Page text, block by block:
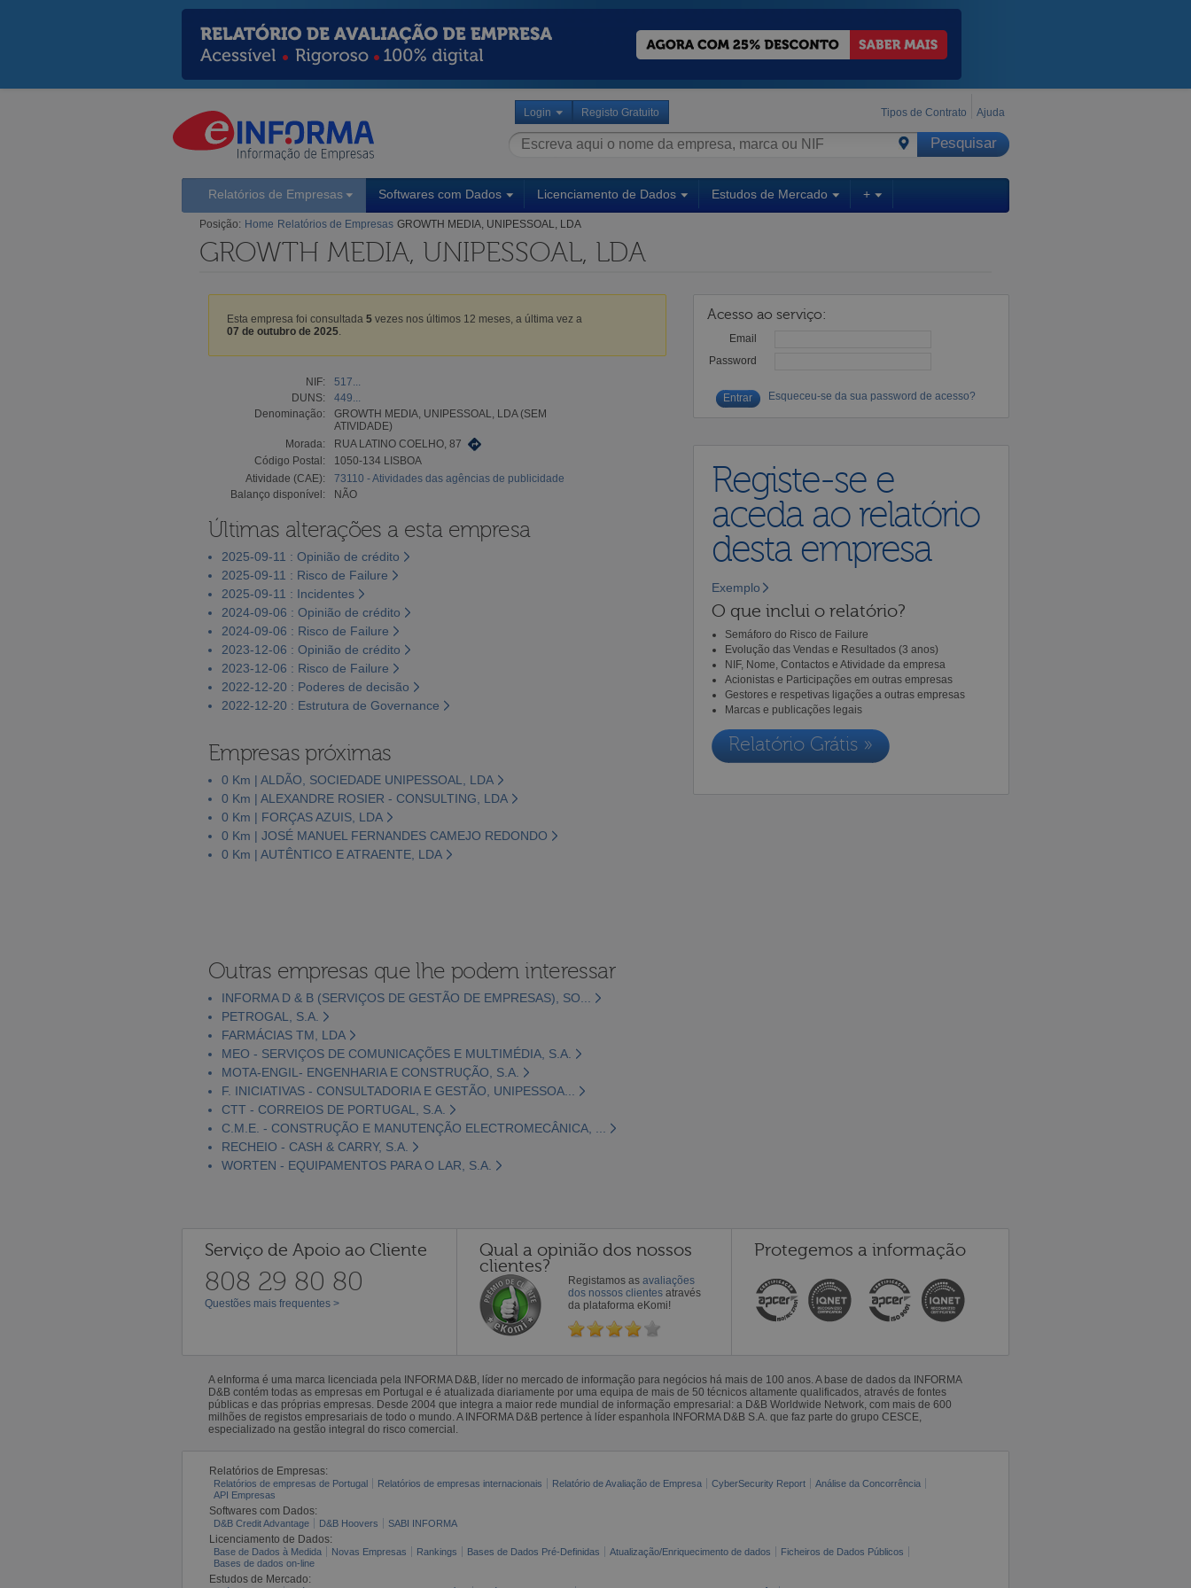
Login Registo Gratuito Tipos de Contrato Ajuda
Relatórios de Empresas Softwares com Dados Licenciamento de Dados Estudos de Mercado +
Posição: Home Relatórios de Empresas GROWTH MEDIA, UNIPESSOAL, LDA
GROWTH MEDIA, UNIPESSOAL, LDA
Esta empresa foi consultada 5 vezes nos últimos 12 meses, a última vez a
07 de outubro de 2025
NIF:
517...
DUNS:
449...
Denominação:
GROWTH MEDIA, UNIPESSOAL, LDA (SEM
ATIVIDADE)
Morada:
RUA LATINO COELHO, 87
Código Postal:
1050-134 LISBOA
Atividade (CAE):
73110 - Atividades das agências de publicidade
Balanço disponível:
NÃO
Últimas alterações a esta empresa
2025-09-11 : Opinião de crédito
2025-09-11 : Risco de Failure
2025-09-11 : Incidentes
2024-09-06 : Opinião de crédito
2024-09-06 : Risco de Failure
2023-12-06 : Opinião de crédito
2023-12-06 : Risco de Failure
2022-12-20 : Poderes de decisão
2022-12-20 : Estrutura de Governance
Empresas próximas
0 Km | ALDÃO, SOCIEDADE UNIPESSOAL, LDA
0 Km | ALEXANDRE ROSIER - CONSULTING, LDA
0 Km | FORÇAS AZUIS, LDA
0 Km | JOSÉ MANUEL FERNANDES CAMEJO REDONDO
0 Km | AUTÊNTICO E ATRAENTE, LDA
Acesso ao serviço:
Email
Password
Esqueceu-se da sua password de acesso?
Registe-se e
aceda ao relatório
desta empresa
Exemplo
O que inclui o relatório?
Semáforo do Risco de Failure
Evolução das Vendas e Resultados (3 anos)
NIF, Nome, Contactos e Atividade da empresa
Acionistas e Participações em outras empresas
Gestores e respetivas ligações a outras empresas
Marcas e publicações legais
Relatório Grátis »
Outras empresas que lhe podem interessar
INFORMA D & B (SERVIÇOS DE GESTÃO DE EMPRESAS), SO...
PETROGAL, S.A.
FARMÁCIAS TM, LDA
MEO - SERVIÇOS DE COMUNICAÇÕES E MULTIMÉDIA, S.A.
MOTA-ENGIL- ENGENHARIA E CONSTRUÇÃO, S.A.
F. INICIATIVAS - CONSULTADORIA E GESTÃO, UNIPESSOA...
CTT - CORREIOS DE PORTUGAL, S.A.
C.M.E. - CONSTRUÇÃO E MANUTENÇÃO ELECTROMECÂNICA, ...
RECHEIO - CASH & CARRY, S.A.
WORTEN - EQUIPAMENTOS PARA O LAR, S.A.
Serviço de Apoio ao Cliente
808 29 80 80
Questões mais frequentes >
Qual a opinião dos nossos
clientes?
Registamos as avaliações
dos nossos clientes através
da plataforma eKomi!
Protegemos a informação
A eInforma é uma marca licenciada pela INFORMA D&B, líder no mercado de informação para negócios há mais de 100 anos. A base de dados da INFORMA
D&B contém todas as empresas em Portugal e é atualizada diariamente por uma equipa de mais de 50 técnicos altamente qualificados, através de fontes
públicas e das próprias empresas. Desde 2004 que integra a maior rede mundial de informação empresarial: a D&B Worldwide Network, com mais de 600
milhões de registos empresariais de todo o mundo. A INFORMA D&B pertence à líder espanhola INFORMA D&B S.A. que faz parte do grupo CESCE,
especializado na gestão integral do risco comercial.
Relatórios de Empresas:
Relatórios de empresas de Portugal Relatórios de empresas internacionais Relatório de Avaliação de Empresa CyberSecurity Report
Análise da Concorrência
API Empresas
Softwares com Dados:
D&B Credit Advantage D&B Hoovers SABI INFORMA
Licenciamento de Dados:
Base de Dados à Medida Novas Empresas Rankings Bases de Dados Pré-Definidas Atualização/Enriquecimento de dados
Ficheiros de Dados Públicos
Bases de dados on-line
Estudos de Mercado: